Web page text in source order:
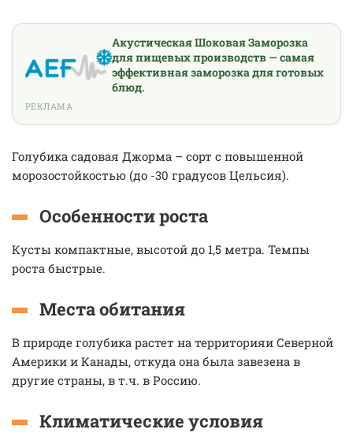
Акустическая Шоковая Заморозка
для пищевых производств — самая
эффективная заморозка для готовых
блюд.
РЕКЛАМА
Голубика садовая Джорма – сорт с повышенной
морозостойкостью (до -30 градусов Цельсия).
Особенности роста
Кусты компактные, высотой до 1,5 метра. Темпы
роста быстрые.
Места обитания
В природе голубика растет на территорияи Северной
Америки и Канады, откуда она была завезена в
другие страны, в т.ч. в Россию.
Климатические условия